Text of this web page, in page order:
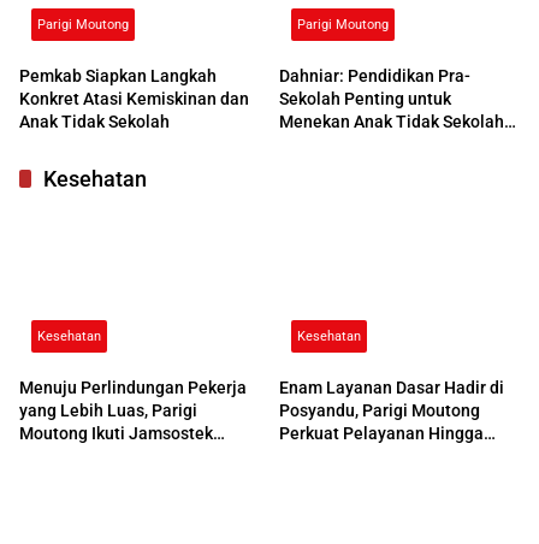
Parigi Moutong
Pemkab Siapkan Langkah
Konkret Atasi Kemiskinan dan
Anak Tidak Sekolah
Parigi Moutong
Dahniar: Pendidikan Pra-
Sekolah Penting untuk
Menekan Anak Tidak Sekolah
Kesehatan
Kesehatan
Menuju Perlindungan Pekerja
yang Lebih Luas, Parigi
Moutong Ikuti Jamsostek
Kesehatan
Enam Layanan Dasar Hadir di
Posyandu, Parigi Moutong
Perkuat Pelayanan Hingga